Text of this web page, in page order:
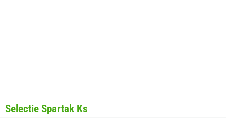
Selectie Spartak Ks